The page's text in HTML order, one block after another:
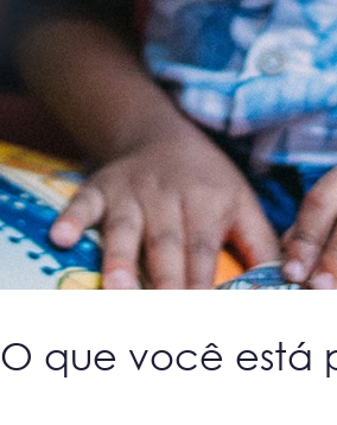
O que você está